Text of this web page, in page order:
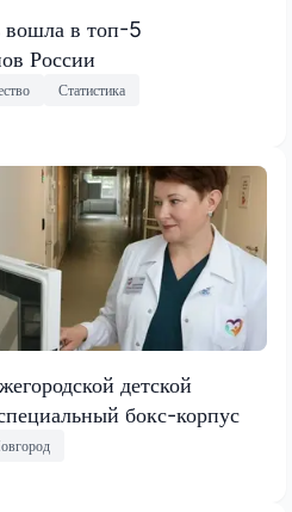
вошла в топ-5
России
Статистика
детской
бокс-корпус